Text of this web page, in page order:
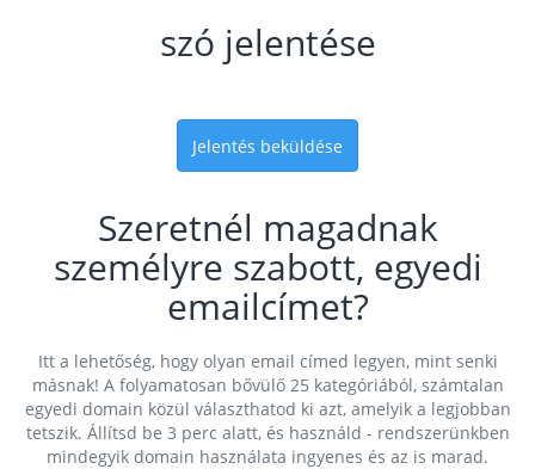
szó jelentése
Jelentés beküldése
Szeretnél magadnak
személyre szabott, egyedi
emailcímet?
Itt a lehetőség, hogy olyan email címed legyen, mint senki
másnak! A folyamatosan bővülő 25 kategóriából, számtalan
egyedi domain közül választhatod ki azt, amelyik a legjobban
tetszik. Állítsd be 3 perc alatt, és használd - rendszerünkben
mindegyik domain használata ingyenes és az is marad.